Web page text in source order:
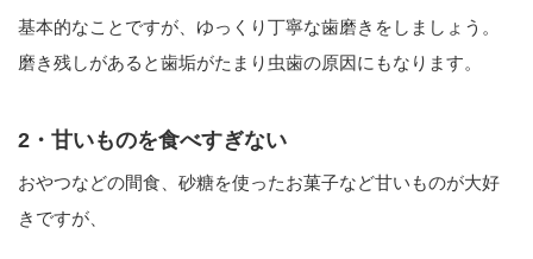
基本的なことですが、ゆっくり丁寧な歯磨きをしましょう。
磨き残しがあると歯垢がたまり虫歯の原因にもなります。
2・甘いものを食べすぎない
おやつなどの間食、砂糖を使ったお菓子など甘いものが大好
きですが、